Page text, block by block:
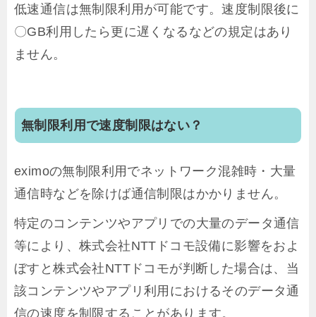
低速通信は無制限利用が可能です。速度制限後に
〇GB利用したら更に遅くなるなどの規定はあり
ません。
無制限利用で速度制限はない？
eximoの無制限利用でネットワーク混雑時・大量
通信時などを除けば通信制限はかかりません。
特定のコンテンツやアプリでの大量のデータ通信
等により、株式会社NTTドコモ設備に影響をおよ
ぼすと株式会社NTTドコモが判断した場合は、当
該コンテンツやアプリ利用におけるそのデータ通
信の速度を制限することがあります。